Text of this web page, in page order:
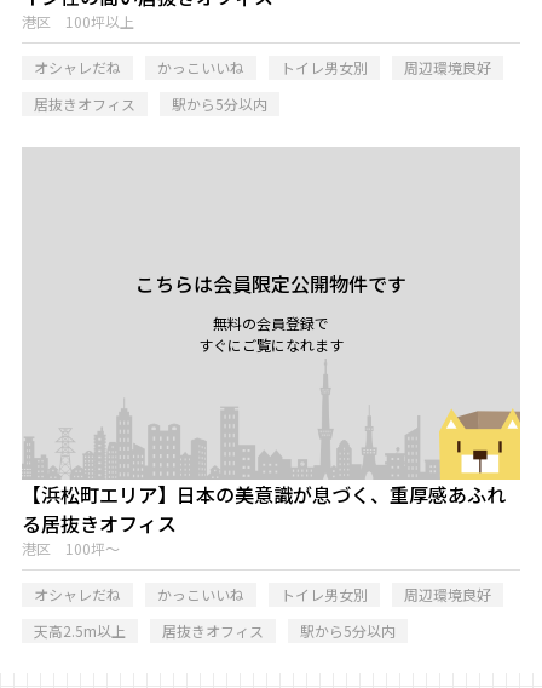
港区 100坪以上
オシャレだね かっこいいね トイレ男女別
周辺環境良好
居抜きオフィス
駅から5分以内
こちらは会員限定公開物件です
無料の会員登録で
すぐにご覧になれます
【浜松町エリア】日本の美意識が息づく、重厚感あふれ
る居抜きオフィス
港区 100坪～
オシャレだね かっこいいね トイレ男女別
周辺環境良好
天高2.5m以上
居抜きオフィス 駅から5分以内